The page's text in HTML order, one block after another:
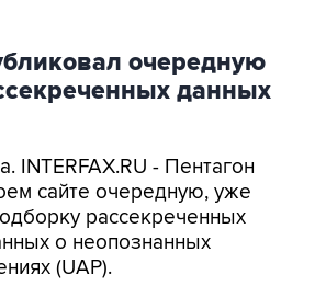
очередную
данных
INTERFAX.RU - Пентагон
рассекреченных
о неопознанных
(UAP).
публикует пятую часть